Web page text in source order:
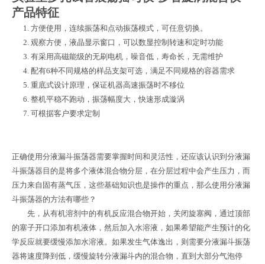
产品特征
1. 方便使用，连续振荡和点动振荡模式，可任意切换。
2. 观察方便，液晶显示窗口，可以数显控制转速和定时功能
3. 有采用高磁能级的无刷电机，噪音低，寿命长，无需维护
4. 配有6种不同规格的样品支架可选，满足不同规格的容器需求
5. 重底式设计原理，保证机器高速振荡时不移位
6. 整机平稳不跑动，振荡幅度大，快速形成漩涡
7. 可根据客户要求定制
正确使用分液漏斗振荡器需要掌握时间和灵活性，还应该认识到分液漏
斗振荡器目的是将多个液体混合物分层，在分层过程中会产生压力，而
压力来自固有蒸气压，这些基础知识也是操作的重点，那么使用分液漏
斗振荡器的方法有哪些？
先，从有机溶剂中的有机反应混合物开始，关闭旋塞阀，通过顶部
的塞子开口添加有机液体，然后加入水溶液，如果希望能产生预计的化
学反应就要缓慢添加水溶液。如果发生气体逸出，则需要分液漏斗振荡
器将速度降到低，缓慢旋转分液漏斗内的混合物，直到大部分气泡停